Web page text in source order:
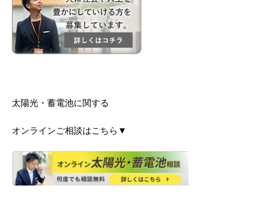
太陽光・蓄電池に関する
オンラインご相談はこちら▼